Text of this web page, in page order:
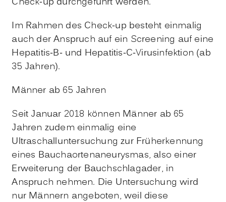
Im Rahmen des Check-up besteht einmalig
auch der Anspruch auf ein Screening auf eine
Hepatitis-B- und Hepatitis-C-Virusinfektion (ab
35 Jahren).
Männer ab 65 Jahren
Seit Januar 2018 können Männer ab 65
Jahren zudem einmalig eine
Ultraschalluntersuchung zur Früherkennung
eines Bauchaortenaneurysmas, also einer
Erweiterung der Bauchschlagader, in
Anspruch nehmen. Die Untersuchung wird
nur Männern angeboten, weil diese